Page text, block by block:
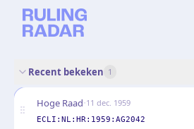
Recent bekeken 1
Hoge Raad·11 dec. 1959
ECLI:NL:HR:1959:AG2042